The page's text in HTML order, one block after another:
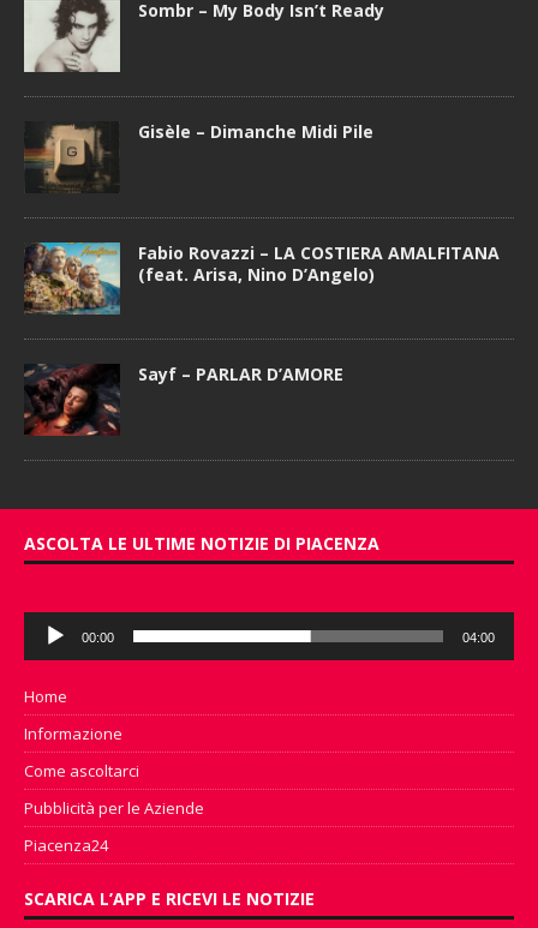
Sombr – My Body Isn’t Ready
Gisèle – Dimanche Midi Pile
Fabio Rovazzi – LA COSTIERA AMALFITANA
(feat. Arisa, Nino D’Angelo)
Sayf – PARLAR D’AMORE
ASCOLTA LE ULTIME NOTIZIE DI PIACENZA
Audio
Player
00:00 04:00
Home
Informazione
Come ascoltarci
Pubblicità per le Aziende
Piacenza24
SCARICA L’APP E RICEVI LE NOTIZIE